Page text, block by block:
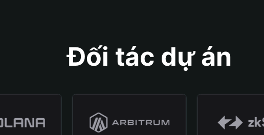
Đối tác dự án